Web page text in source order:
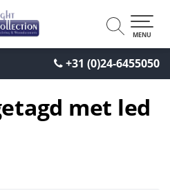
+31 (0)24-6455050
MENU
met led